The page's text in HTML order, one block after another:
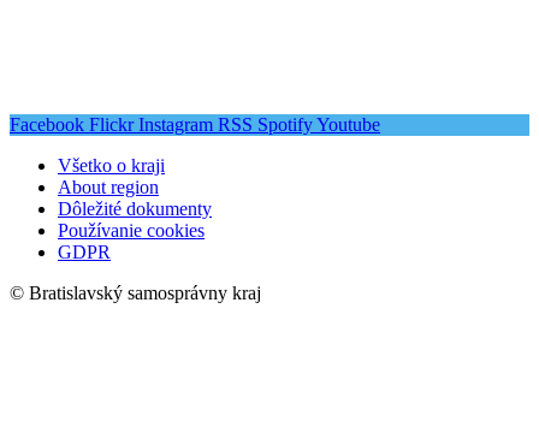
Facebook Flickr Instagram RSS SpotifyYoutube
Všetko o kraji
About region
Dôležité dokumenty
Používanie cookies
GDPR
© Bratislavský samosprávny kraj